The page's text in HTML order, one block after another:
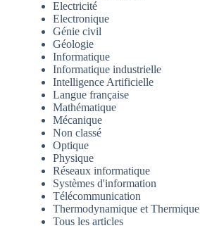
Electricité
Electronique
Génie civil
Géologie
Informatique
Informatique industrielle
Intelligence Artificielle
Langue française
Mathématique
Mécanique
Non classé
Optique
Physique
Réseaux informatique
Systèmes d'information
Télécommunication
Thermodynamique et Thermique
Tous les articles